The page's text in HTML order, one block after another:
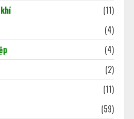
02/06/2026
dấu chân carbon quyết định
nghiệp đi hay ở lại thị trường
02/06/2026
cáo cập nhật tình hình kinh tế
Nam
(11)
(4)
(4)
(2)
(11)
(59)